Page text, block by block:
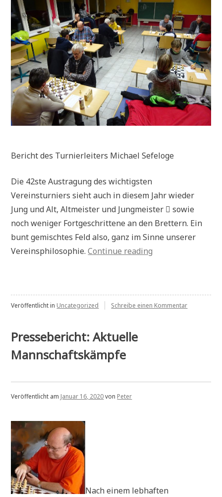
Bericht des Turnierleiters Michael Sefeloge
Die 42ste Austragung des wichtigsten
Vereinsturniers sieht auch in diesem Jahr wieder
Jung und Alt, Altmeister und Jungmeister  sowie
noch weniger Fortgeschrittene an den Brettern. Ein
bunt gemischtes Feld also, ganz im Sinne unserer
Vereinsphilosophie.Continue reading
Veröffentlicht in Uncategorized Schreibe einen Kommentarzu
Pressebericht: Aktuelle
Mannschaftskämpfe
Veröffentlicht am Januar 16, 2020von Peter
Nach einem lebhaften